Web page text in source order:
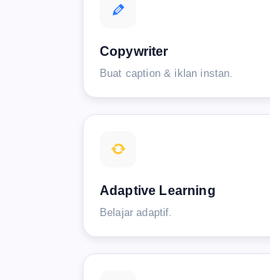
Copywriter
Buat caption & iklan instan.
Adaptive Learning
Belajar adaptif.